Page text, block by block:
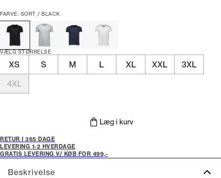
FARVE: SORT / BLACK
VÆLG STØRRELSE
XS S M L XL XXL
3XL
4XL
Læg i kurv
RETUR I 365 DAGE
LEVERING 1-2 HVERDAGE
GRATIS LEVERING V/ KØB FOR 499,-
Beskrivelse